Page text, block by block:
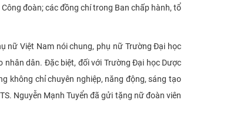
đoàn; các đồng chí trong Ban chấp hành, tổ
nữ Việt Nam nói chung, phụ nữ Trường Đại học
nhân dân. Đặc biệt, đối với Trường Đại học Dược
không chỉ chuyên nghiệp, năng động, sáng tạo
Nguyễn Mạnh Tuyển đã gửi tặng nữ đoàn viên